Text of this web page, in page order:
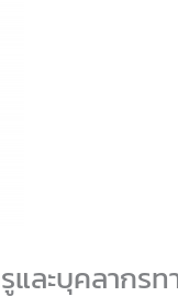
และบุคลากรท